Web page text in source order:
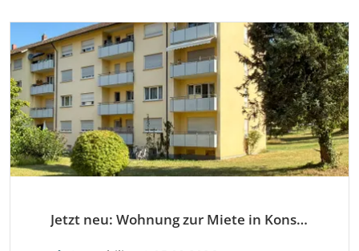
Jetzt neu: Wohnung zur Miete in Konstanz